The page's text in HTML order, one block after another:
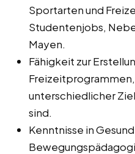
Sportarten und
Studentenjobs,
Mayen.
Fähigkeit zur
unterschiedlicher
sind.
Kenntnisse in